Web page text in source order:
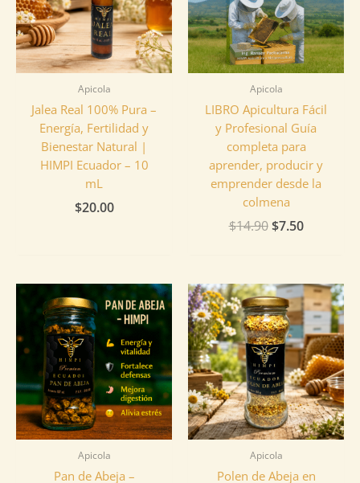
Apicola
Jalea Real 100% Pura –
Energía, Fertilidad y
Bienestar Natural |
HIMPI Ecuador – 10
mL
$20.00
Apicola
LIBRO Apicultura Fácil
y Profesional Guía
completa para
aprender, producir y
emprender desde la
colmena
$14.90$7.50
Apicola
Pan de Abeja –
Apicola
Polen de Abeja en